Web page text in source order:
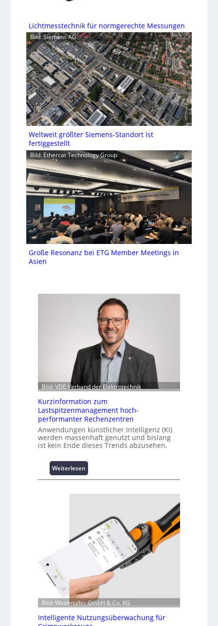
Lichtmesstechnik für normgerechte Messungen
Bild: Siemens AG
Weltweit größter Siemens-Standort ist
fertiggestellt
Bild: Ethercat Technology Group
Große Resonanz bei ETG Member Meetings in
Asien
Bild: VDE Verband der Elektrotechnik
Kurzinformation zum
Lastspitzenmanagement hoch-
performanter Rechenzentren
Anwendungen künstlicher Intelligenz (KI)
werden massenhaft genutzt und bislang
ist kein Ende dieses Trends abzusehen.
Weiterlesen:
K
r
f
o
t
i
o
n
z
Bild: Weidmüller GmbH & Co. KG
Intelligente Nutzungsüberwachung für